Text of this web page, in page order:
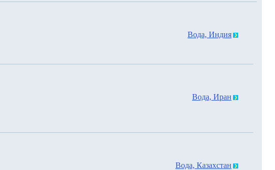
Вода, Индия
Вода, Иран
Вода, Казахстан